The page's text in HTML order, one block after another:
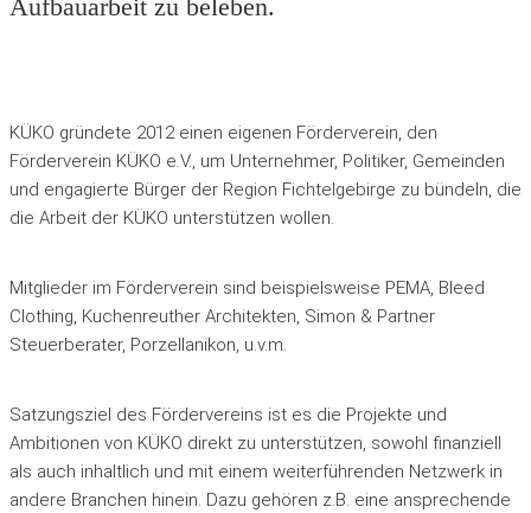
Aufbauarbeit zu beleben.
KÜKO gründete 2012 einen eigenen Förderverein, den
Förderverein KÜKO e.V., um Unternehmer, Politiker, Gemeinden
und engagierte Bürger der Region Fichtelgebirge zu bündeln, die
die Arbeit der KÜKO unterstützen wollen.
Mitglieder im Förderverein sind beispielsweise PEMA, Bleed
Clothing, Kuchenreuther Architekten, Simon & Partner
Steuerberater, Porzellanikon, u.v.m.
Satzungsziel des Fördervereins ist es die Projekte und
Ambitionen von KÜKO direkt zu unterstützen, sowohl finanziell
als auch inhaltlich und mit einem weiterführenden Netzwerk in
andere Branchen hinein. Dazu gehören z.B. eine ansprechende